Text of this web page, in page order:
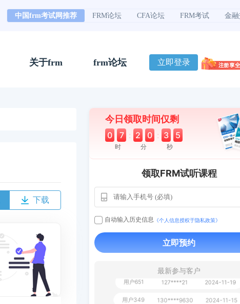
中国frm考试网推荐 FRM论坛 CFA论坛 FRM考试 金
关于frm frm论坛 立即登录
下载
今日领取时间仅剩
0 7 : 2 0 : 3 4
时 分 秒
领取FRM试听课程
自动输入历史信息 《个人信息授权于隐私政策》
立即预约
最新参与客户
112****290